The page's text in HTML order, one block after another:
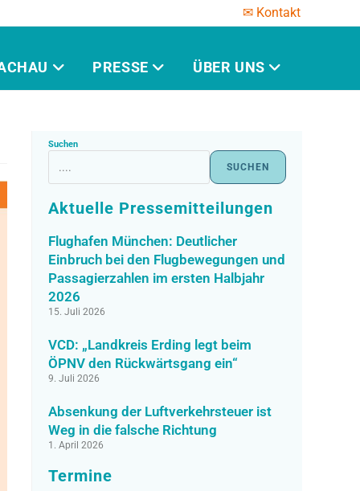
✉ Kontakt
PRESSE ÜBER UNS
Suchen
SUCHEN
Aktuelle Pressemitteilungen
Flughafen München: Deutlicher
Einbruch bei den Flugbewegungen und
Passagierzahlen im ersten Halbjahr
2026
15. Juli 2026
VCD: „Landkreis Erding legt beim
ÖPNV den Rückwärtsgang ein“
9. Juli 2026
Absenkung der Luftverkehrsteuer ist
Weg in die falsche Richtung
1. April 2026
Termine